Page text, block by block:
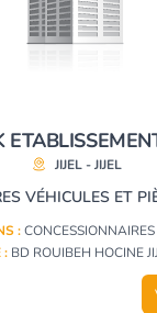
JIJEL - JIJEL
:
: BD ROUIBEH HOCINE